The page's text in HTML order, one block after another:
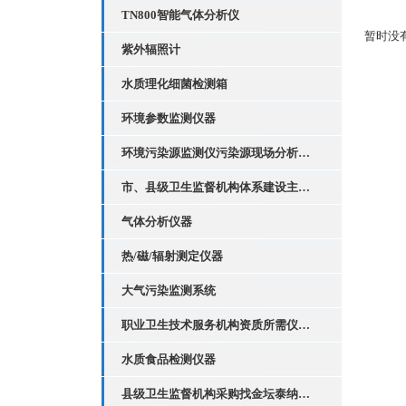
TN800智能气体分析仪
紫外辐照计
水质理化细菌检测箱
环境参数监测仪器
环境污染源监测仪污染源现场分析套装
市、县级卫生监督机构体系建设主要执法装备配置
气体分析仪器
热/磁/辐射测定仪器
大气污染监测系统
职业卫生技术服务机构资质所需仪器设备清单
水质食品检测仪器
县级卫生监督机构采购找金坛泰纳仪器
暂时没